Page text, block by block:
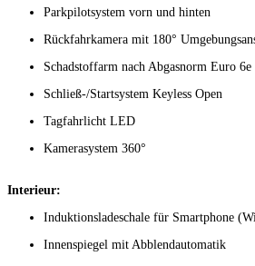
Parkpilotsystem vorn und hinten
Rückfahrkamera mit 180°
Schadstoffarm nach Abgasnorm Euro 6e
Schließ-/Startsystem Keyless Open
Tagfahrlicht LED
Kamerasystem 360°
Interieur:
Induktionsladeschale für Smartphone
Innenspiegel mit Abblendautomatik